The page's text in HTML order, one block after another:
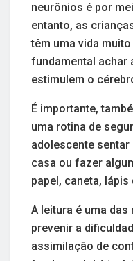
neurônios é por
entanto, as
têm uma vida
fundamental achar
estimulem o
É importante,
uma rotina de
adolescente
casa ou fazer
papel, caneta,
A leitura é uma
prevenir a
assimilação de